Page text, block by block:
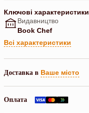
Ключові характеристики
Видавництво
Book Chef
Всі характеристики
Доставка в Ваше місто
Оплата